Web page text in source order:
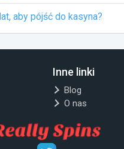
aby pójść do kasyna?
Inne linki
Blog
O nas